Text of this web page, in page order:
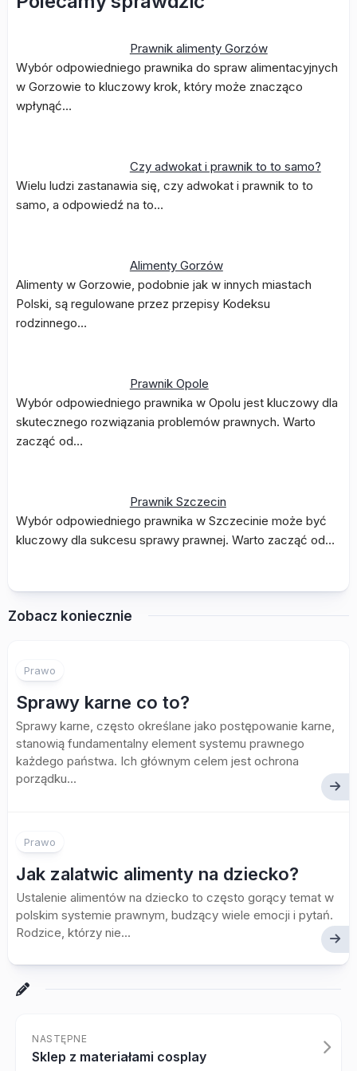
Prawnik alimenty Gorzów
Wybór odpowiedniego prawnika do spraw alimentacyjnych
w Gorzowie to kluczowy krok, który może znacząco
wpłynąć…
Czy adwokat i prawnik to to samo?
Wielu ludzi zastanawia się, czy adwokat i prawnik to to
samo, a odpowiedź na to…
Alimenty Gorzów
Alimenty w Gorzowie, podobnie jak w innych miastach
Polski, są regulowane przez przepisy Kodeksu
rodzinnego…
Prawnik Opole
Wybór odpowiedniego prawnika w Opolu jest kluczowy dla
skutecznego rozwiązania problemów prawnych. Warto
zacząć od…
Prawnik Szczecin
Wybór odpowiedniego prawnika w Szczecinie może być
kluczowy dla sukcesu sprawy prawnej. Warto zacząć od…
Zobacz koniecznie
Prawo
Sprawy karne co to?
Sprawy karne, często określane jako postępowanie karne,
stanowią fundamentalny element systemu prawnego
każdego państwa. Ich głównym celem jest ochrona
porządku...
Prawo
Jak zalatwic alimenty na dziecko?
Ustalenie alimentów na dziecko to często gorący temat w
polskim systemie prawnym, budzący wiele emocji i pytań.
Rodzice, którzy nie...
NASTĘPNE
Sklep z materiałami cosplay